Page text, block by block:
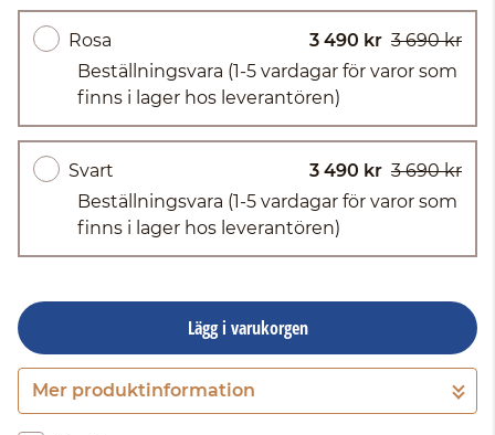
Rosa 3 490 kr 3 690 kr
Beställningsvara (1-5 vardagar för varor som
finns i lager hos leverantören)
Svart 3 490 kr 3 690 kr
Beställningsvara (1-5 vardagar för varor som
finns i lager hos leverantören)
Lägg i varukorgen
Gå till kassan
Mer produktinformation